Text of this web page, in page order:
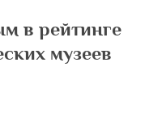
в рейтинге
музеев